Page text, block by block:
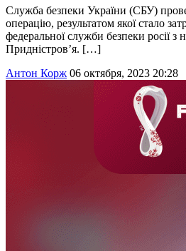
Служба безпеки України (СБУ)
операцію, результатом якої стало
федеральної служби безпеки росії з
Придністров’я. […]
Антон Корж 06 октября, 2023 20:28